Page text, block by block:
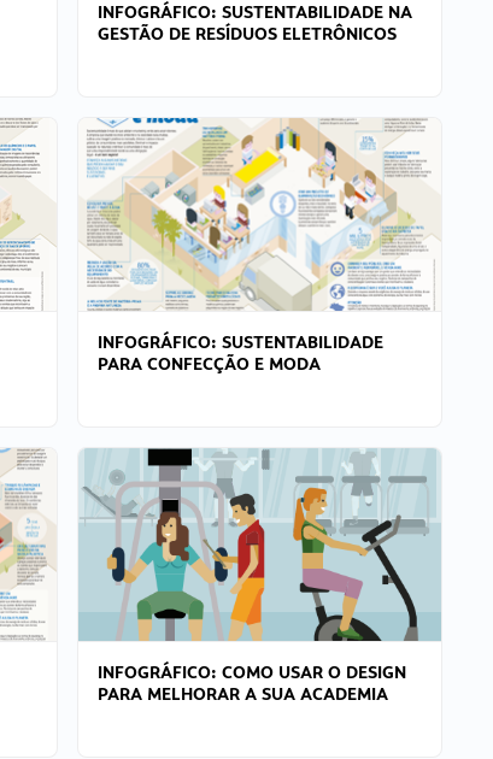
INFOGRÁFICO: SUSTENTABILIDADE NA
GESTÃO DE RESÍDUOS ELETRÔNICOS
INFOGRÁFICO: SUSTENTABILIDADE
PARA CONFECÇÃO E MODA
INFOGRÁFICO: COMO USAR O DESIGN
PARA MELHORAR A SUA ACADEMIA